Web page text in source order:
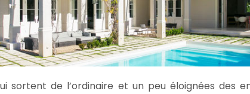
sortent de l’ordinaire et un peu éloignées des